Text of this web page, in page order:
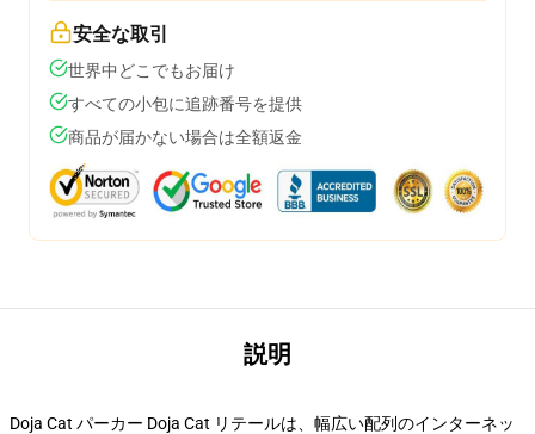
安全な取引
世界中どこでもお届け
すべての小包に追跡番号を提供
商品が届かない場合は全額返金
説明
Doja Cat パーカー Doja Cat リテールは、幅広い配列のインターネッ